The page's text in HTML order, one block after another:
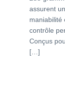
assurent
maniabilité
contrôle
Conçus
[…]